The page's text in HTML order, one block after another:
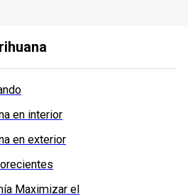
en interior
en exterior
Maximizar el